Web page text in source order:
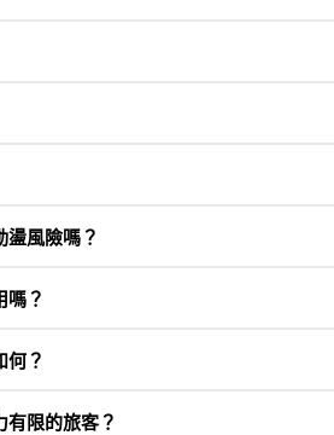
盪風險嗎？
嗎？
何？
有限的旅客？